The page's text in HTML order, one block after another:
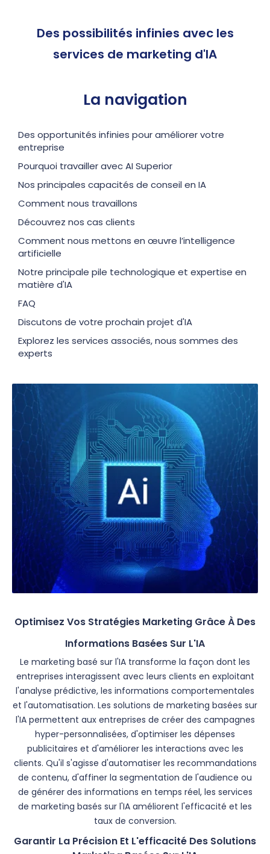
Des possibilités infinies avec les
services de marketing d'IA
La navigation
Des opportunités infinies pour améliorer votre
entreprise
Pourquoi travailler avec AI Superior
Nos principales capacités de conseil en IA
Comment nous travaillons
Découvrez nos cas clients
Comment nous mettons en œuvre l’intelligence
artificielle
Notre principale pile technologique et expertise en
matière d'IA
FAQ
Discutons de votre prochain projet d'IA
Explorez les services associés, nous sommes des
experts
Optimisez Vos Stratégies Marketing Grâce À Des
Informations Basées Sur L'IA
Le marketing basé sur l'IA transforme la façon dont les
entreprises interagissent avec leurs clients en exploitant
l'analyse prédictive, les informations comportementales
et l'automatisation. Les solutions de marketing basées sur
l'IA permettent aux entreprises de créer des campagnes
hyper-personnalisées, d'optimiser les dépenses
publicitaires et d'améliorer les interactions avec les
clients. Qu'il s'agisse d'automatiser les recommandations
de contenu, d'affiner la segmentation de l'audience ou
de générer des informations en temps réel, les services
de marketing basés sur l'IA améliorent l'efficacité et les
taux de conversion.
Garantir La Précision Et L'efficacité Des Solutions